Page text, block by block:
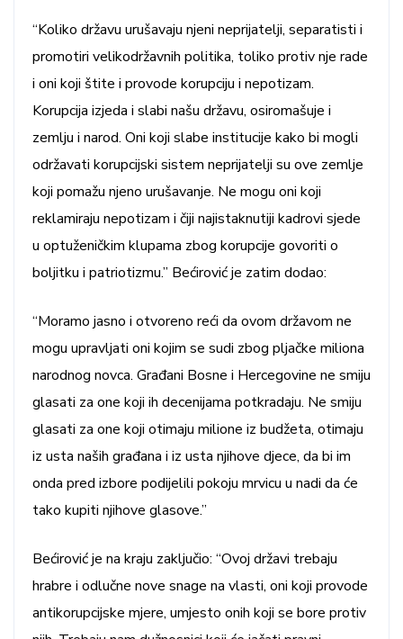
“Koliko državu urušavaju njeni neprijatelji, separatisti i
promotiri velikodržavnih politika, toliko protiv nje rade
i oni koji štite i provode korupciju i nepotizam.
Korupcija izjeda i slabi našu državu, osiromašuje i
zemlju i narod. Oni koji slabe institucije kako bi mogli
održavati korupcijski sistem neprijatelji su ove zemlje
koji pomažu njeno urušavanje. Ne mogu oni koji
reklamiraju nepotizam i čiji najistaknutiji kadrovi sjede
u optuženičkim klupama zbog korupcije govoriti o
boljitku i patriotizmu.” Bećirović je zatim dodao:
“Moramo jasno i otvoreno reći da ovom državom ne
mogu upravljati oni kojim se sudi zbog pljačke miliona
narodnog novca. Građani Bosne i Hercegovine ne smiju
glasati za one koji ih decenijama potkradaju. Ne smiju
glasati za one koji otimaju milione iz budžeta, otimaju
iz usta naših građana i iz usta njihove djece, da bi im
onda pred izbore podijelili pokoju mrvicu u nadi da će
tako kupiti njihove glasove.”
Bećirović je na kraju zaključio: “Ovoj državi trebaju
hrabre i odlučne nove snage na vlasti, oni koji provode
antikorupcijske mjere, umjesto onih koji se bore protiv